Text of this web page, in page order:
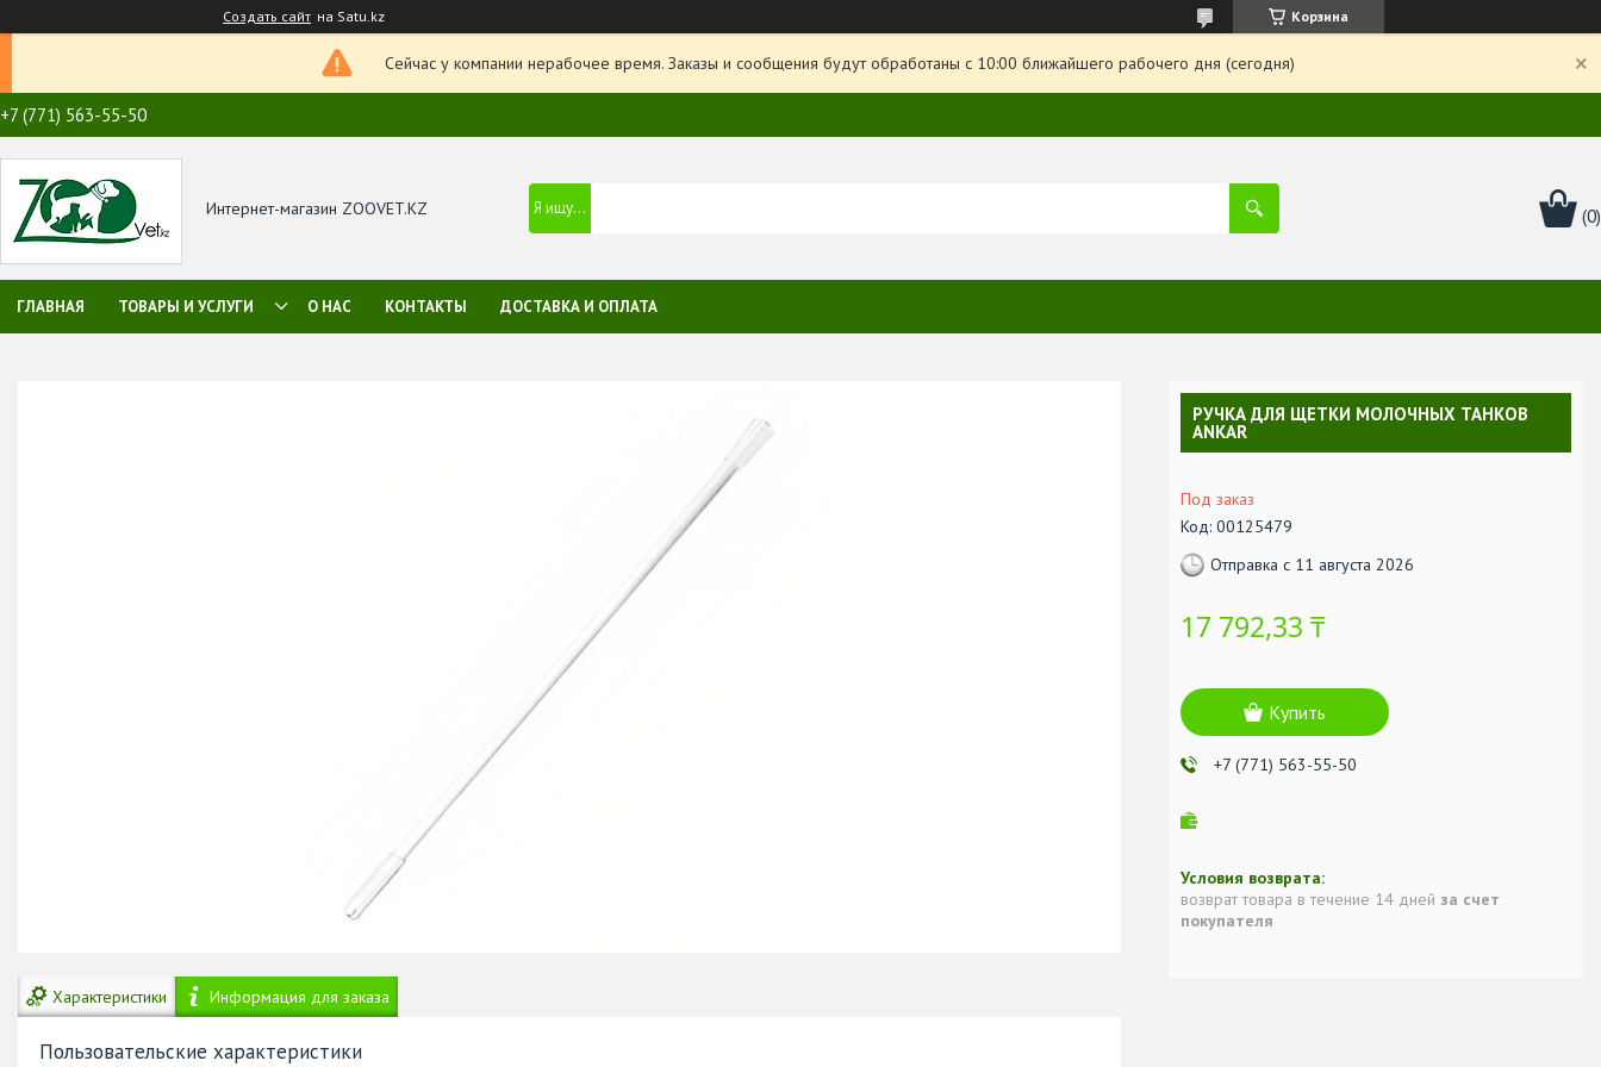
Создать сайт на Satu.kz Корзина
Сейчас у компании нерабочее время. Заказы и сообщения будут обработаны с 10:00 ближайшего рабочего дня (сегодня)
+7 (771) 563-55-50
Интернет-магазин ZOOVET.KZ
ГЛАВНАЯ ТОВАРЫ И УСЛУГИ О НАС КОНТАКТЫ ДОСТАВКА И ОПЛАТА
Характеристики Информация для заказа
Пользовательские характеристики
РУЧКА ДЛЯ ЩЕТКИ МОЛОЧНЫХ ТАНКОВ
ANKAR
Под заказ
Код: 00125479
Отправка с 11 августа 2026
17 792,33 ₸
Купить
+7 (771) 563-55-50
возврат товара в течение 14 дней за счет
покупателя